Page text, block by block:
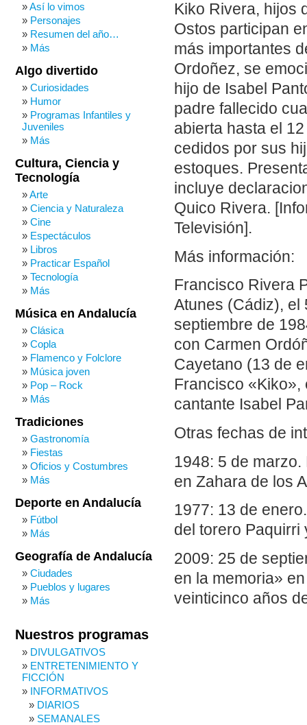
Kiko Rivera, hijos
Ostos participan
más importantes
Ordoñez, se
hijo de Isabel
padre fallecido
abierta hasta el
cedidos por sus
estoques.
incluye
Quico Rivera.
Televisión].
Más información:
Francisco Rivera
Atunes (Cádiz), el
septiembre de
con Carmen
Cayetano (13 de
Francisco
cantante Isabel
Otras fechas de
1948: 5 de
en Zahara de los
1977: 13 de
del torero Paquirri
2009: 25 de
en la memoria»
veinticinco años
Así lo vimos
Personajes
Resumen del año…
Más
Algo divertido
Curiosidades
Humor
Programas Infantiles y
Juveniles
Más
Cultura, Ciencia y
Tecnología
Arte
Ciencia y Naturaleza
Cine
Espectáculos
Libros
Practicar Español
Tecnología
Más
Música en Andalucía
Clásica
Copla
Flamenco y Folclore
Música joven
Pop – Rock
Más
Tradiciones
Gastronomía
Fiestas
Oficios y Costumbres
Más
Deporte en Andalucía
Fútbol
Más
Geografía de Andalucía
Ciudades
Pueblos y lugares
Más
Nuestros programas
DIVULGATIVOS
ENTRETENIMIENTO Y
FICCIÓN
INFORMATIVOS
DIARIOS
SEMANALES